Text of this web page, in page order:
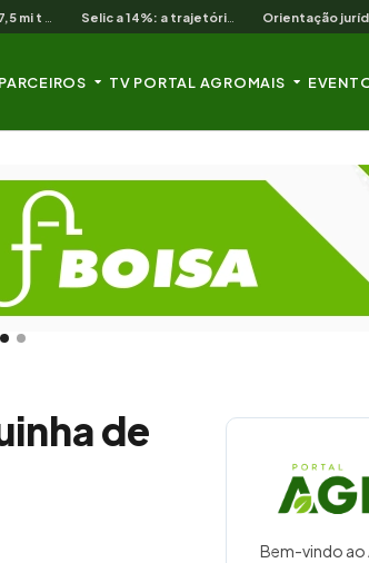
PARCEIROS TV PORTAL AGROMAIS
de
Bem-vindo ao